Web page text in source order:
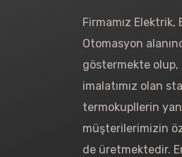
Firmamız Elektrik,
Otomasyon
göstermekte olup,
imalatımız olan
termokupllerin
müşterilerimizin
de üretmektedir.